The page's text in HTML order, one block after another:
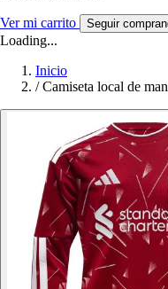
Ver mi carrito Seguir
Loading...
Inicio
/ Camiseta local de